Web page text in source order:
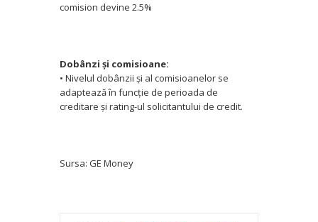
comision devine 2.5%
Dobânzi şi comisioane:
• Nivelul dobânzii şi al comisioanelor se
adaptează în funcţie de perioada de
creditare şi rating-ul solicitantului de credit.
Sursa: GE Money